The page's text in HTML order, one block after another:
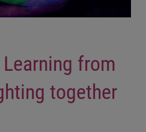
from
together